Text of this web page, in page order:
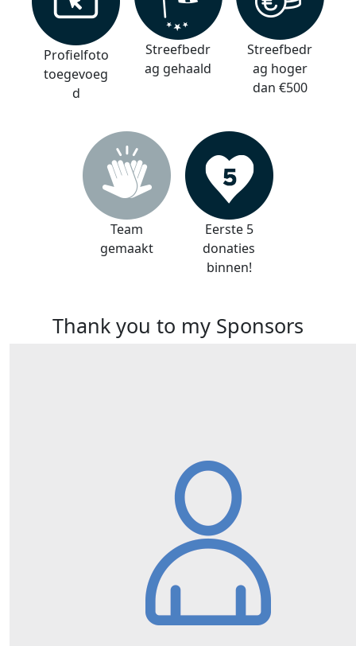
Profielfoto
toegevoeg
d
Streefbedr
ag gehaald
Streefbedr
ag hoger
dan €500
Team
gemaakt
Eerste 5
donaties
binnen!
Thank you to my Sponsors